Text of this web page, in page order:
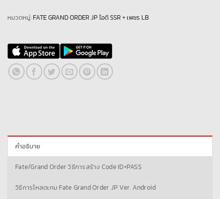
หมวดหมู่: FATE GRAND ORDER JP ไอดี SSR + เพชร LB
คำอธิบาย
Fate/Grand Order วิธีการสร้าง Code ID+PASS
วิธีการโหลดเกม Fate Grand Order JP Ver. Android